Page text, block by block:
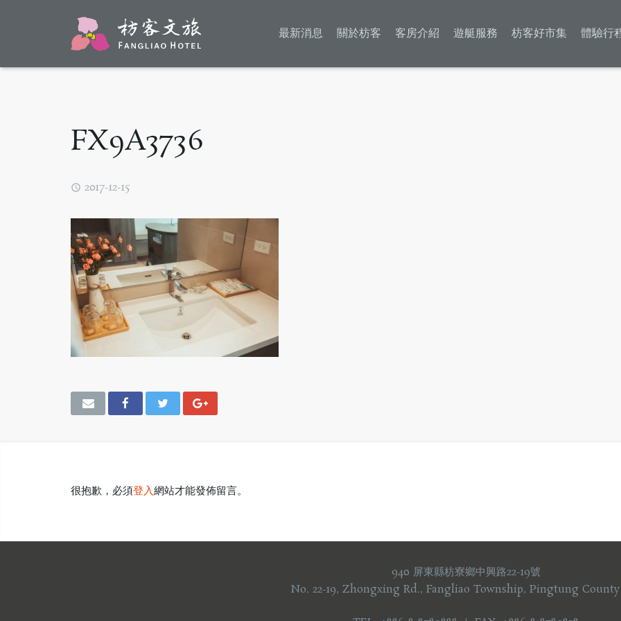
最新消息 關於枋客 客房介紹 遊艇服務 枋客好市集 體驗行
FX9A3736
2017-12-15
很抱歉，必須登入網站才能發佈留言。
940 屏東縣枋寮鄉中興路22-19號
No. 22-19, Zhongxing Rd., Fangliao Township, Pingtung